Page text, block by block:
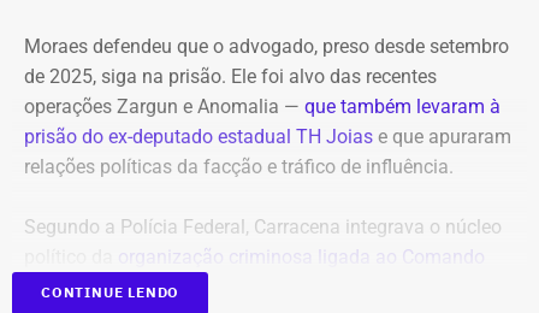
que ocorreria na sexta-feira (07), foi adiada para a
próxima quinta-feira (13).
Com informações do portal “g1”.
Moraes defendeu que o advogado, preso desde setembro
de 2025, siga na prisão. Ele foi alvo das recentes
operações Zargun e Anomalia — que também levaram à
prisão do ex-deputado estadual TH Joias e que apuraram
relações políticas da facção e tráfico de influência.
Segundo a Polícia Federal, Carracena integrava o núcleo
organização criminosa ligada ao Comando
Vermelhoe repassava informações privilegiadas sobre
CONTINUE LENDO